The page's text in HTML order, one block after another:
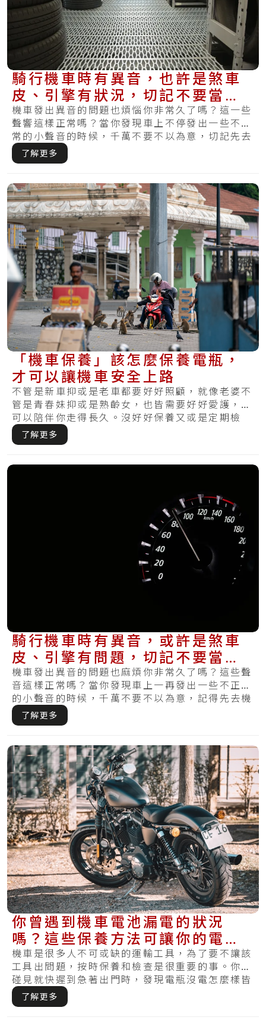
騎行機車時有異音，也許是煞車
皮、引擎有狀況，切記不要當作
無聽見！
機車發出異音的問題也煩惱你非常久了嗎？這一些
聲響這樣正常嗎？當你發現車上不停發出一些不正
常的小聲音的時候，千萬不要不以為意，切記先去
機車.....
了解更多
「機車保養」該怎麼保養電瓶，
才可以讓機車安全上路
不管是新車抑或是老車都要好好照顧，就像老婆不
管是青春妹抑或是熟齡女，也皆需要好好愛護，才
可以陪伴你走得長久。沒好好保養又或是定期檢
查，哪.....
了解更多
騎行機車時有異音，或許是煞車
皮、引擎有問題，切記不要當作
沒有聽見！
機車發出異音的問題也麻煩你非常久了嗎？這些聲
音這樣正常嗎？當你發現車上一再發出一些不正常
的小聲音的時候，千萬不要不以為意，記得先去機
車維.....
了解更多
你曾遇到機車電池漏電的狀況
嗎？這些保養方法可讓你的電池
更健康且不再漏電
機車是很多人不可或缺的運輸工具，為了要不讓該
工具出問題，按時保養和檢查是很重要的事。你有
碰見就快遲到急著出門時，發現電瓶沒電怎麼樣皆
無法.....
了解更多